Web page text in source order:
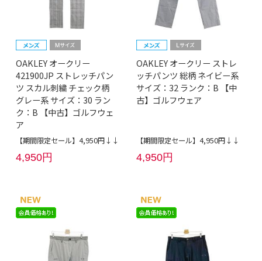
OAKLEY オークリー
421900JP ストレッチパン
ツ スカル刺繍 チェック柄
グレー系 サイズ：30 ラン
ク：B 【中古】ゴルフウェ
ア
【期間限定セール】4,950円↓↓
4,950円
OAKLEY オークリー ストレ
ッチパンツ 総柄 ネイビー系
サイズ：32 ランク：B 【中
古】ゴルフウェア
【期間限定セール】4,950円↓↓
4,950円